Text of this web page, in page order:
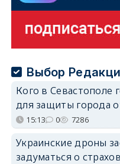
Выбор
Кого в Севастополе
для защиты города
15:13 0 7286
Украинские дроны
задуматься о